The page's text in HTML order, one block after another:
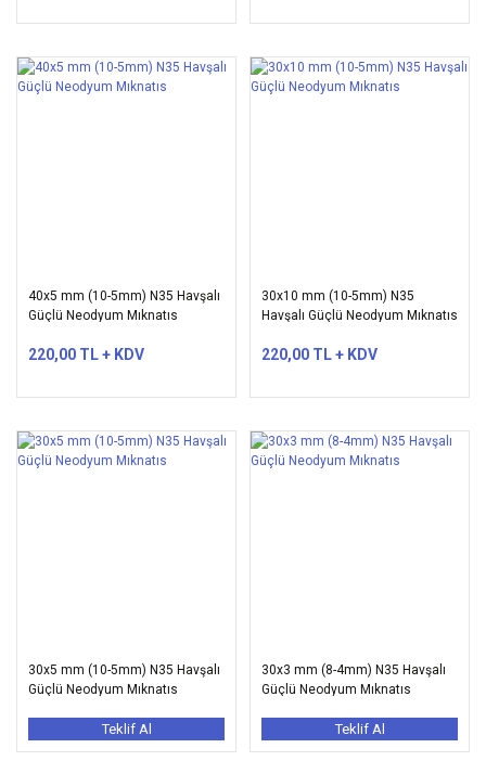
40x5 mm (10-5mm) N35 Havşalı
Güçlü Neodyum Mıknatıs
220,00 TL + KDV
30x10 mm (10-5mm) N35
Havşalı Güçlü Neodyum Mıknatıs
220,00 TL + KDV
30x5 mm (10-5mm) N35 Havşalı
Güçlü Neodyum Mıknatıs
Teklif Al
30x3 mm (8-4mm) N35 Havşalı
Güçlü Neodyum Mıknatıs
Teklif Al